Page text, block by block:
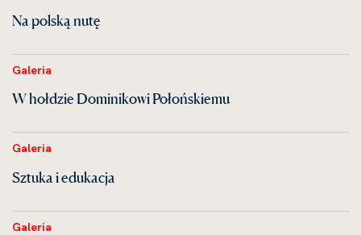
Na polską nutę
Galeria
W hołdzie Dominikowi Połońskiemu
Galeria
Sztuka i edukacja
Galeria